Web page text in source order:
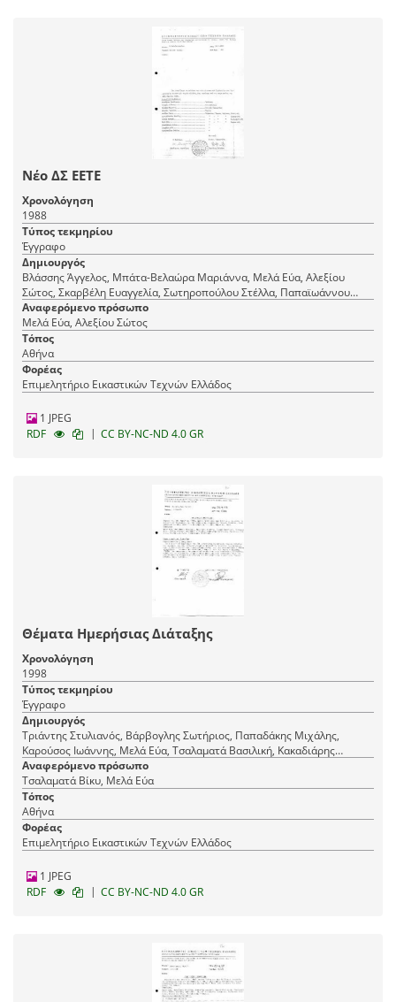
Νέο ΔΣ ΕΕΤΕ
Χρονολόγηση
1988
Τύπος τεκμηρίου
Έγγραφο
Δημιουργός
Βλάσσης Άγγελος, Μπάτα-Βελαώρα Μαριάννα, Μελά Εύα, Αλεξίου
Σώτος, Σκαρβέλη Ευαγγελία, Σωτηροπούλου Στέλλα, Παπαϊωάννου
Ελένη (Λιάνα), Λιάκος Ανάργυρος, Διονυσόπουλος Βασίλειος, Γουρζής
Ιωάννης, Δαραδήμος Χαράλαμπος
Αναφερόμενο πρόσωπο
Μελά Εύα, Αλεξίου Σώτος
Τόπος
Αθήνα
Φορέας
Επιμελητήριο Εικαστικών Τεχνών Ελλάδος
1 JPEG
RDF
| CC BY-NC-ND 4.0 GR
Θέματα Ημερήσιας Διάταξης
Χρονολόγηση
1998
Τύπος τεκμηρίου
Έγγραφο
Δημιουργός
Τριάντης Στυλιανός, Βάρβογλης Σωτήριος, Παπαδάκης Μιχάλης,
Καρούσος Ιωάννης, Μελά Εύα, Τσαλαματά Βασιλική, Κακαδιάρης
Νικόλαος, Φραντζής Μιχάλης, [-], Μενδρινού ΄Αννα, Ρόθος
Κωνσταντίνος, Σοφρά-Μαλλιάρου Βασιλική
Αναφερόμενο πρόσωπο
Τσαλαματά Βίκυ, Μελά Εύα
Τόπος
Αθήνα
Φορέας
Επιμελητήριο Εικαστικών Τεχνών Ελλάδος
1 JPEG
RDF
| CC BY-NC-ND 4.0 GR